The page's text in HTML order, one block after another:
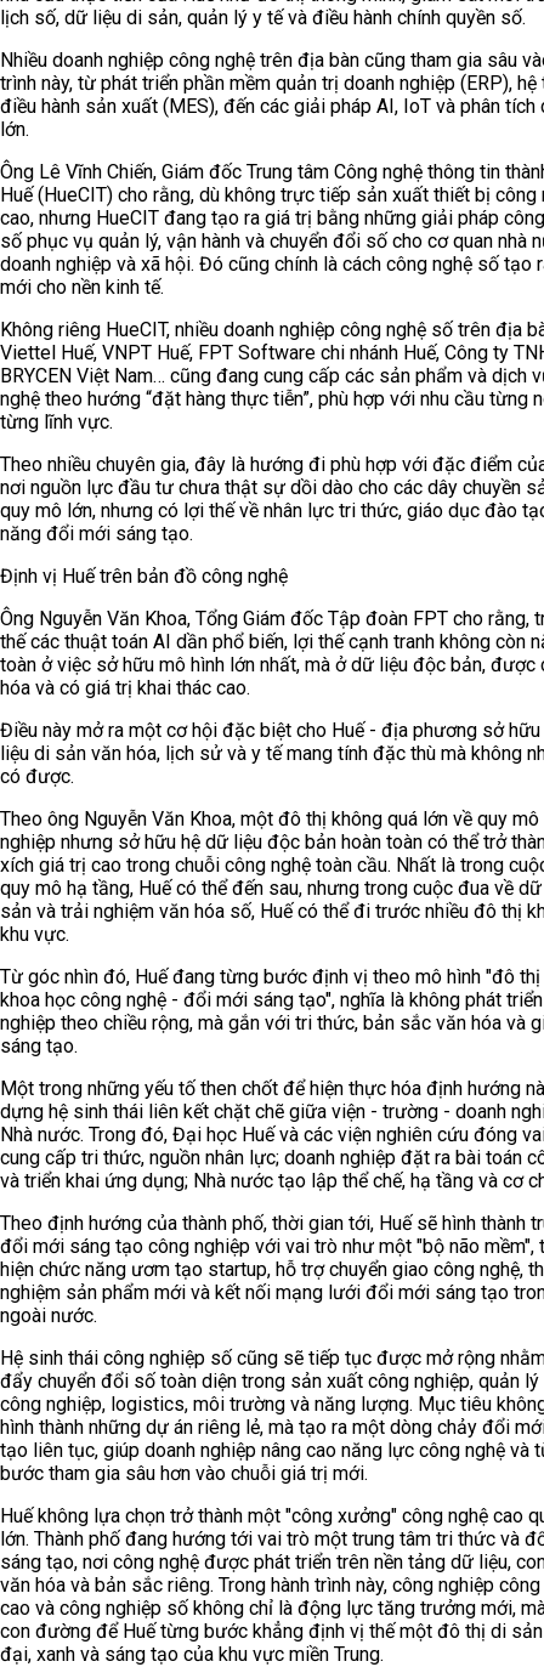
lịch số, dữ liệu di sản, quản lý y tế và điều hành chính quyền số.
Nhiều doanh nghiệp công nghệ trên địa bàn cũng tham gia sâu
trình này, từ phát triển phần mềm quản trị doanh nghiệp (ERP), hệ
điều hành sản xuất (MES), đến các giải pháp AI, IoT và phân tích
lớn.
Ông Lê Vĩnh Chiến, Giám đốc Trung tâm Công nghệ thông tin
Huế (HueCIT) cho rằng, dù không trực tiếp sản xuất thiết bị công
cao, nhưng HueCIT đang tạo ra giá trị bằng những giải pháp
số phục vụ quản lý, vận hành và chuyển đổi số cho cơ quan nhà
doanh nghiệp và xã hội. Đó cũng chính là cách công nghệ số tạo
mới cho nền kinh tế.
Không riêng HueCIT, nhiều doanh nghiệp công nghệ số trên địa
Viettel Huế, VNPT Huế, FPT Software chi nhánh Huế, Công ty
BRYCEN Việt Nam… cũng đang cung cấp các sản phẩm và dịch
nghệ theo hướng “đặt hàng thực tiễn”, phù hợp với nhu cầu từng
từng lĩnh vực.
Theo nhiều chuyên gia, đây là hướng đi phù hợp với đặc điểm
nơi nguồn lực đầu tư chưa thật sự dồi dào cho các dây chuyền
quy mô lớn, nhưng có lợi thế về nhân lực tri thức, giáo dục đào
năng đổi mới sáng tạo.
Định vị Huế trên bản đồ công nghệ
Ông Nguyễn Văn Khoa, Tổng Giám đốc Tập đoàn FPT cho rằng,
thế các thuật toán AI dần phổ biến, lợi thế cạnh tranh không còn
toàn ở việc sở hữu mô hình lớn nhất, mà ở dữ liệu độc bản, được
hóa và có giá trị khai thác cao.
Điều này mở ra một cơ hội đặc biệt cho Huế - địa phương sở
liệu di sản văn hóa, lịch sử và y tế mang tính đặc thù mà không
có được.
Theo ông Nguyễn Văn Khoa, một đô thị không quá lớn về quy
nghiệp nhưng sở hữu hệ dữ liệu độc bản hoàn toàn có thể trở
xích giá trị cao trong chuỗi công nghệ toàn cầu. Nhất là trong
quy mô hạ tầng, Huế có thể đến sau, nhưng trong cuộc đua về
sản và trải nghiệm văn hóa số, Huế có thể đi trước nhiều đô thị
khu vực.
Từ góc nhìn đó, Huế đang từng bước định vị theo mô hình "đô
khoa học công nghệ - đổi mới sáng tạo", nghĩa là không phát
nghiệp theo chiều rộng, mà gắn với tri thức, bản sắc văn hóa và
sáng tạo.
Một trong những yếu tố then chốt để hiện thực hóa định hướng
dựng hệ sinh thái liên kết chặt chẽ giữa viện - trường - doanh
Nhà nước. Trong đó, Đại học Huế và các viện nghiên cứu đóng
cung cấp tri thức, nguồn nhân lực; doanh nghiệp đặt ra bài toán
và triển khai ứng dụng; Nhà nước tạo lập thể chế, hạ tầng và cơ
Theo định hướng của thành phố, thời gian tới, Huế sẽ hình thành
đổi mới sáng tạo công nghiệp với vai trò như một "bộ não mềm",
hiện chức năng ươm tạo startup, hỗ trợ chuyển giao công nghệ,
nghiệm sản phẩm mới và kết nối mạng lưới đổi mới sáng tạo
ngoài nước.
Hệ sinh thái công nghiệp số cũng sẽ tiếp tục được mở rộng
đẩy chuyển đổi số toàn diện trong sản xuất công nghiệp, quản lý
công nghiệp, logistics, môi trường và năng lượng. Mục tiêu
hình thành những dự án riêng lẻ, mà tạo ra một dòng chảy đổi
tạo liên tục, giúp doanh nghiệp nâng cao năng lực công nghệ và
bước tham gia sâu hơn vào chuỗi giá trị mới.
Huế không lựa chọn trở thành một "công xưởng" công nghệ cao
lớn. Thành phố đang hướng tới vai trò một trung tâm tri thức và
sáng tạo, nơi công nghệ được phát triển trên nền tảng dữ liệu,
văn hóa và bản sắc riêng. Trong hành trình này, công nghiệp công
cao và công nghiệp số không chỉ là động lực tăng trưởng mới,
con đường để Huế từng bước khẳng định vị thế một đô thị di
đại, xanh và sáng tạo của khu vực miền Trung.